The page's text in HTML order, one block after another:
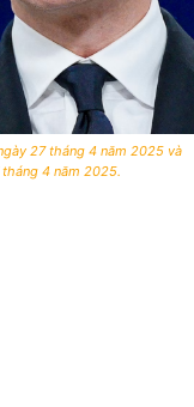
27 tháng 4 năm 2025 và
tháng 4 năm 2025.